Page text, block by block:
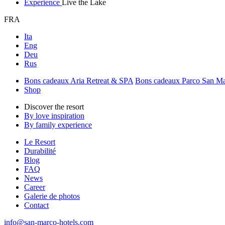
Experience
Live the Lake
FRA
Ita
Eng
Deu
Rus
Bons cadeaux Aria Retreat & SPA Bons cadeaux Parco San
Shop
Discover the resort
By love inspiration
By family experience
Le Resort
Durabilité
Blog
FAQ
News
Career
Galerie de photos
Contact
info@san-marco-hotels.com